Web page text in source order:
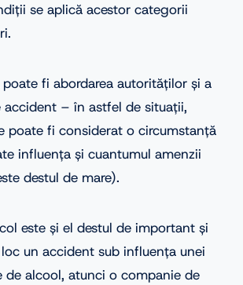
se aplică acestor categorii
fi abordarea autorităților și a
accident – în astfel de situații,
poate fi considerat o circumstanță
influența și cuantumul amenzii
destul de mare).
este și el destul de important și
un accident sub influența unei
alcool, atunci o companie de